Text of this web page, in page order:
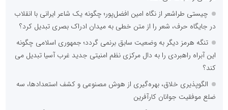
چیستی طراشعر از نگاه امین افضل‌پور؛ چگونه یک شاعر ایرانی با انقلاب
در جایگاه حرف، شعر را از متن خطی به میدان ادراک بصری تبدیل کرد؟
تنگه هرمز دیگر به وضعیت سابق برنمی گردد؛ جمهوری اسلامی چگونه
این آبراه راهبردی را به دال مرکزی نظم امنیتی جدید غرب آسیا تبدیل می
کند؟
الگوپذیری خلاق، بهره‌گیری از هوش مصنوعی و کشف استعدادها، سه
ضلع موفقیت جوانان کارآفرین